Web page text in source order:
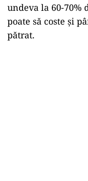
undeva la 60-70%
poate să coste și
pătrat.